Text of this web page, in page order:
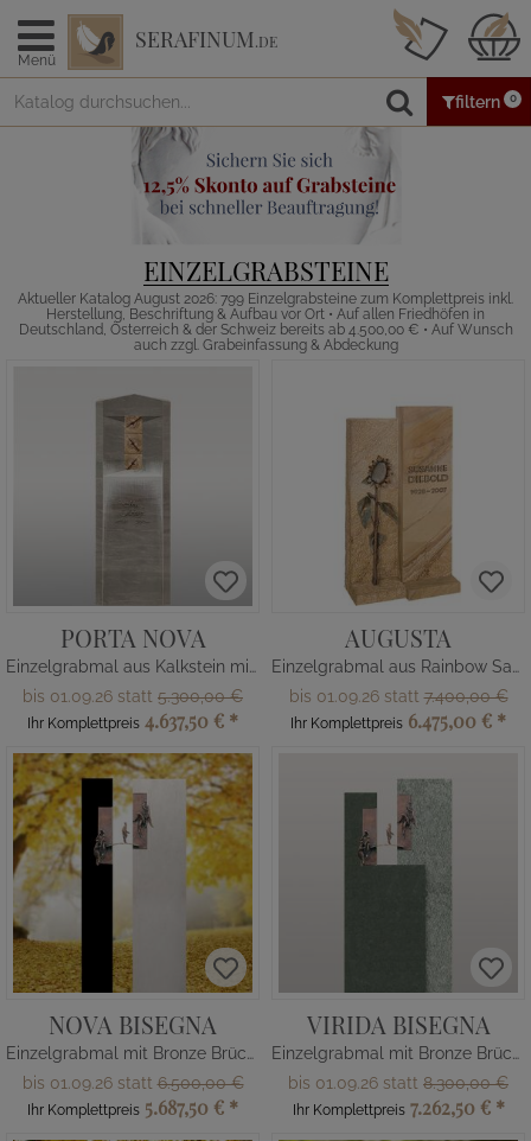
Menü
SERAFINUM.DE
filtern 0
EINZELGRABSTEINE
Aktueller Katalog August 2026: 799 Einzelgrabsteine zum Komplettpreis inkl.
Herstellung, Beschriftung & Aufbau vor Ort • Auf allen Friedhöfen in
Deutschland, Österreich & der Schweiz bereits ab 4.500,00 € • Auf Wunsch
auch zzgl. Grabeinfassung & Abdeckung
PORTA NOVA
Einzelgrabmal aus Kalkstein mit Holz
bis 01.09.26 statt 5.300,00 €
Ihr Komplettpreis 4.637,50 € *
AUGUSTA
Einzelgrabmal aus Rainbow Sandstein
bis 01.09.26 statt7.400,00 €
Ihr Komplettpreis 6.475,00 € *
NOVA BISEGNA
Einzelgrabmal mit Bronze Brücke & Menschen
bis 01.09.26 statt6.500,00 €
Ihr Komplettpreis 5.687,50 € *
VIRIDA BISEGNA
Einzelgrabmal mit Bronze Brücke & Menschen
bis 01.09.26 statt 8.300,00 €
Ihr Komplettpreis 7.262,50 € *